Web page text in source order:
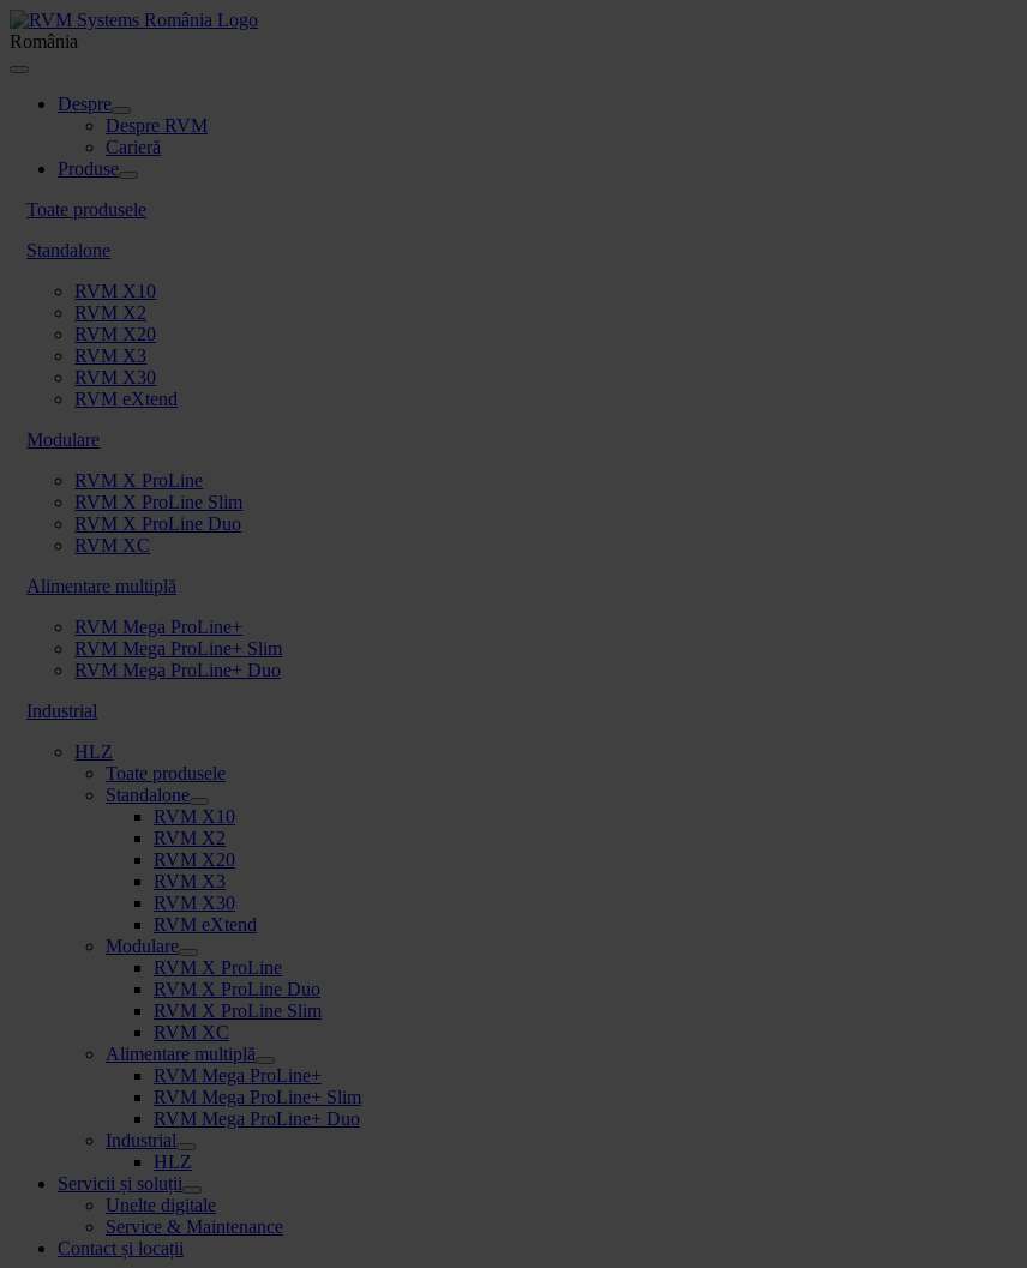
Skip
to
content
România
Toggle
NavigationDespre
Despre RVM
Carieră
Produse
Toate produsele
Standalone
RVM X10
RVM X2
RVM X20
RVM X3
RVM X30
RVM eXtend
Modulare
RVM X ProLine
RVM X ProLine Slim
RVM X ProLine Duo
RVM XC
Alimentare multiplă
RVM Mega ProLine+
RVM Mega ProLine+ Slim
RVM Mega ProLine+ Duo
Industrial
HLZ
Toate produsele
Standalone
RVM X10
RVM X2
RVM X20
RVM X3
RVM X30
RVM eXtend
Modulare
RVM X ProLine
RVM X ProLine Duo
RVM X ProLine Slim
RVM XC
Alimentare multiplă
RVM Mega ProLine+
RVM Mega ProLine+ Slim
RVM Mega ProLine+ Duo
Industrial
HLZ
Servicii și soluții
Unelte digitale
Service & Maintenance
Contact și locații